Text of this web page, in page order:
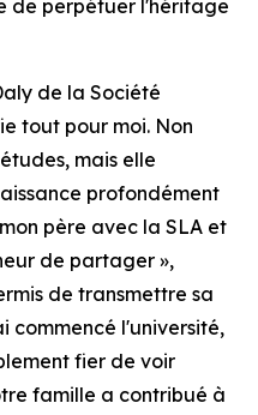
de perpétuer l'héritage
de la Société
tout pour moi. Non
mais elle
profondément
père avec la SLA et
de partager »,
de transmettre sa
commencé l'université,
fier de voir
famille a contribué à